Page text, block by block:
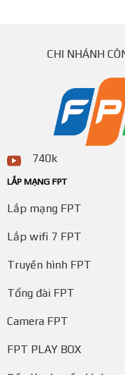
CHI NHÁNH
740k
LẮP MẠNG FPT
Lắp mạng FPT
Lắp wifi 7 FPT
Truyền hình FPT
Tổng đài FPT
Camera FPT
FPT PLAY BOX